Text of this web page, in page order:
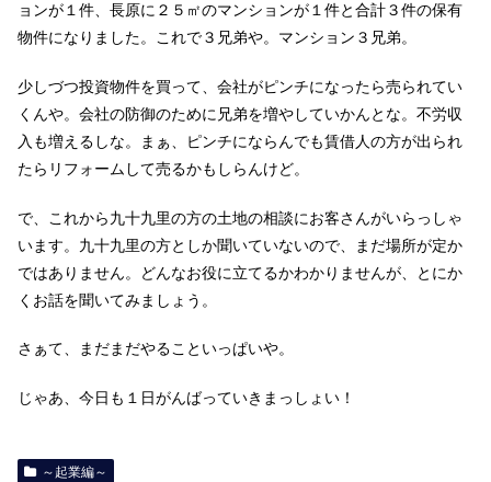
ョンが１件、長原に２５㎡のマンションが１件と合計３件の保有
物件になりました。これで３兄弟や。マンション３兄弟。
少しづつ投資物件を買って、会社がピンチになったら売られてい
くんや。会社の防御のために兄弟を増やしていかんとな。不労収
入も増えるしな。まぁ、ピンチにならんでも賃借人の方が出られ
たらリフォームして売るかもしらんけど。
で、これから九十九里の方の土地の相談にお客さんがいらっしゃ
います。九十九里の方としか聞いていないので、まだ場所が定か
ではありません。どんなお役に立てるかわかりませんが、とにか
くお話を聞いてみましょう。
さぁて、まだまだやることいっぱいや。
じゃあ、今日も１日がんばっていきまっしょい！
～起業編～